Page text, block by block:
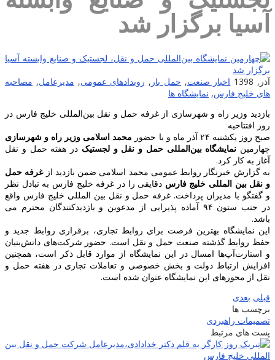
آسیا برگزار ‌شد
آذر, 1398 اخبار صنعت, حمل بار , رویدادهای عمومی, مدیرعامل, مصاحبه
های خلیج فارس, نمایشگاه ها
بازدید وزیر راه و شهرسازی از غرفه حمل و نقل بین‌المللی خلیج فارس در
روز افتتاحیه
صبح روز یکشنبه ۲۴ آذر ماه و با حضور
محمد اسلامی وزیر راه و شهرسازی
چهارمین نمایشگاه بین‌المللی حمل و نقل و لجستیک در هفته حمل و نقل
آغاز به کار کرد.
به گزارش خبرنگار روابط عمومی محمد اسلامی ضمن بازدید ازغرفه حمل
و نقل بین المللی خلیج فارس دقایقی را در غرفه خلیج فارس به تبادل نظر
و گفتگو با مدیران پرداخت. غرفه حمل و نقل بین المللی خلیج فارس واقع
در جنب ستون ۹۴ آماده پذیرایی از مدعوین و بازدیدکنندگان محترم می
باشد.
این نمایشگاه بهترین فرصت برای روابط تجاری، برقراری روابط جدید و
حفظ روابط گذشته صنعت حمل و نقل است. حضور شرکت‌های دانش‌بنیان
و استارت‌آپ‌ها امسال در این نمایشگاه از موارد قابل ذکر است، همچنین
افزایش ارتباط دولت و بخش خصوصی و تعاملات تجاری در هفته حمل و
نقل از محورهای این نمایشگاه عنوان شده است.
قبلی بعدی
برچسب ها
تصمیمات راهبردی
پست های مرتبط